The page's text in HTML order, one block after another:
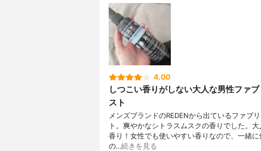
4.00
しつこい香りがしない大人な男性ファブ
スト
メンズブランドのREDENから出ているファブ
ト。爽やかなシトラスムスクの香りでした。
香り！女性でも使いやすい香りなので、一緒に
の…続きを見る